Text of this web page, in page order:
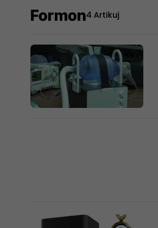
Formon4 Artikuj